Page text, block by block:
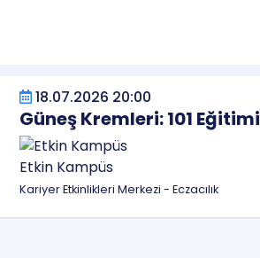
18.07.2026 20:00
Güneş Kremleri: 101 Eğitimi
Etkin Kampüs
Kariyer Etkinlikleri Merkezi - Eczacılık